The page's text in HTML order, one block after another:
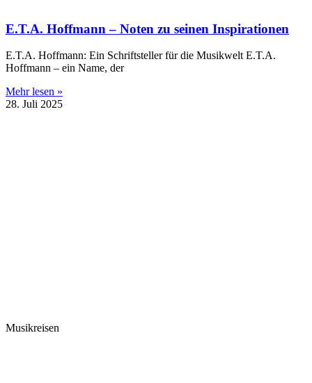
E.T.A. Hoffmann – Noten zu seinen Inspirationen
E.T.A. Hoffmann: Ein Schriftsteller für die Musikwelt E.T.A.
Hoffmann – ein Name, der
Mehr lesen »
28. Juli 2025
Musikreisen